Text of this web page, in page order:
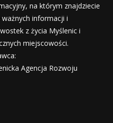
na którym znajdziecie
ważnych informacji i
z życia Myślenic i
miejscowości.
Agencja Rozwoju